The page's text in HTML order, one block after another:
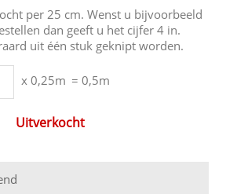
per 25 cm. Wenst u bijvoorbeeld
dan geeft u het cijfer 4 in.
uit één stuk geknipt worden.
x 0,25m = 0,5m
Uitverkocht